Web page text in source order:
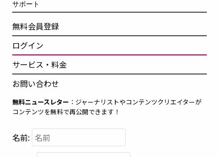
サポート
無料会員登録
ログイン
サービス・料金
お問い合わせ
無料ニュースレター ：ジャーナリストやコンテンツクリエイターが
コンテンツを無料で再公開できます！
名前: